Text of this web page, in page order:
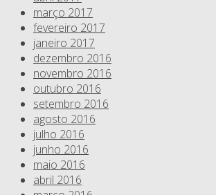
março 2017
fevereiro 2017
janeiro 2017
dezembro 2016
novembro 2016
outubro 2016
setembro 2016
agosto 2016
julho 2016
junho 2016
maio 2016
abril 2016